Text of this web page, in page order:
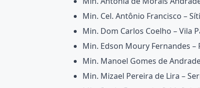
Min. Cel. Antônio Francisco –
Min. Dom Carlos Coelho – Vila
Min. Edson Moury Fernandes
Min. Manoel Gomes de
Min. Mizael Pereira de Lira –